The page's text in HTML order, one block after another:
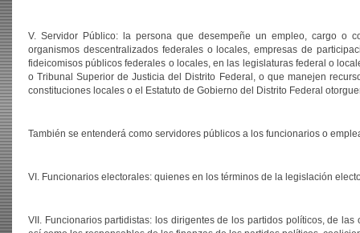
V. Servidor Público: la persona que desempeñe un empleo, cargo o
organismos descentralizados federales o locales, empresas de
fideicomisos públicos federales o locales, en las legislaturas federal o
o Tribunal Superior de Justicia del Distrito Federal, o que manejen
constituciones locales o el Estatuto de Gobierno del Distrito Federal
También se entenderá como servidores públicos a los funcionarios o
VI. Funcionarios electorales: quienes en los términos de la legislación
VII. Funcionarios partidistas: los dirigentes de los partidos políticos, de